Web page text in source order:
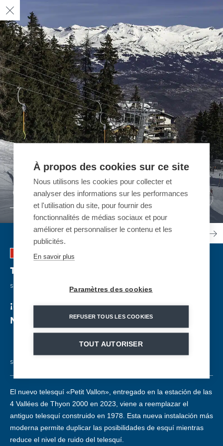
01 / 04
02 / 04
03 / 04
04 / 04
Thyon 2000 - Petit Vallon
SURFACE LIFT
¡Un nuevo telesquí que marca la entrada de
MND en el mercado suizo!
SURFACE LIFT
El nuevo telesquí «Petit Vallon», entregado en la estación de las
4 Vallées de Thyon 2000 en 2023, viene a reemplazar el
antiguo telesquí construido en 1978. Esta nueva instalación más
moderna permite duplicar las posibilidades de esquí mientras
reduce el nivel de ruido del telesquí.
À propos des cookies sur ce site
Nous utilisons les cookies pour collecter et
analyser des informations sur les performances
et l'utilisation du site, pour fournir des
fonctionnalités de médias sociaux et pour
améliorer et personnaliser le contenu et les
publicités.
En savoir plus
Paramètres des cookies
REFUSER TOUS LES COOKIES
TOUT AUTORISER